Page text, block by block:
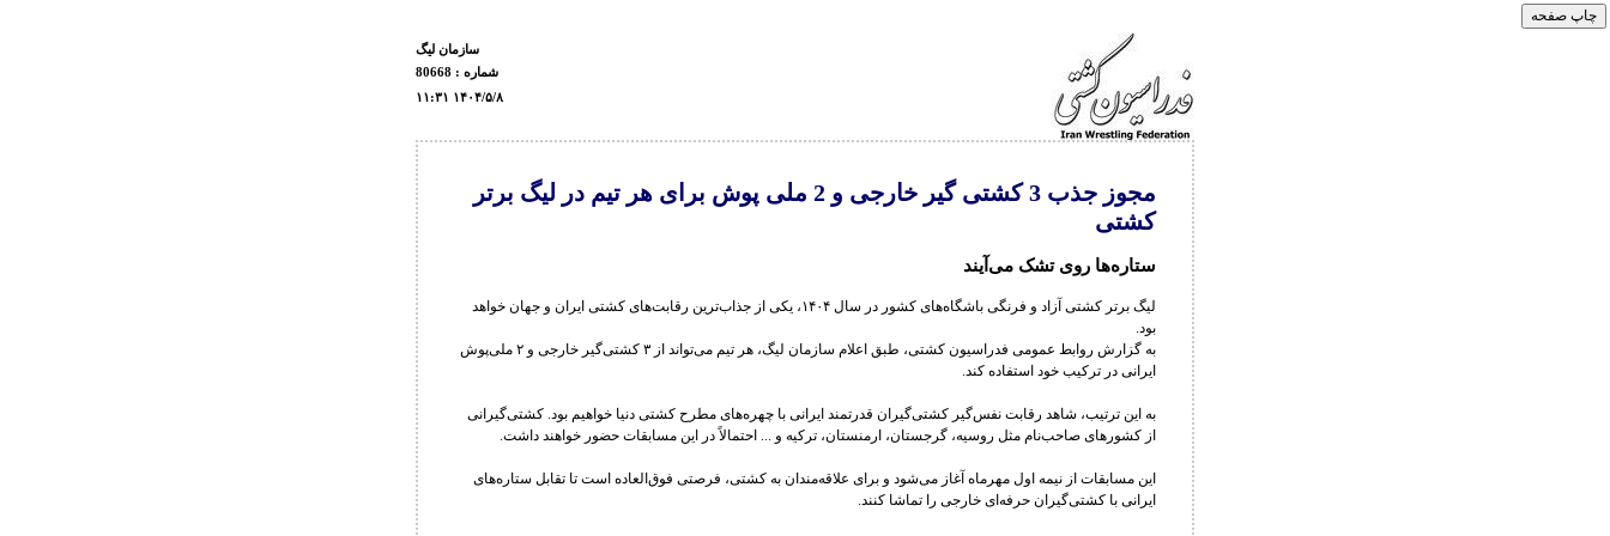
سازمان ليگ
شماره : 80668
۱۱:۳۱ ۱۴۰۴/۵/۸
مجوز جذب 3 کشتی گیر خارجی و 2 ملی پوش برای هر تیم در لیگ برتر
کشتی
ستاره‌ها روی تشک می‌آیند
لیگ برتر کشتی آزاد و فرنگی باشگاه‌های کشور در سال ۱۴۰۴، یکی از جذاب‌ترین رقابت‌های کشتی ایران و جهان خواهد
بود.
به گزارش روابط عمومی فدراسیون کشتی، طبق اعلام سازمان لیگ، هر تیم می‌تواند از ۳ کشتی‌گیر خارجی و ۲ ملی‌پوش
ایرانی در ترکیب خود استفاده کند.
به این ترتیب، شاهد رقابت نفس‌گیر کشتی‌گیران قدرتمند ایرانی با چهره‌های مطرح کشتی دنیا خواهیم بود. کشتی‌گیرانی
از کشورهای صاحب‌نام مثل روسیه، گرجستان، ارمنستان، ترکیه و ... احتمالاً در این مسابقات حضور خواهند داشت.
این مسابقات از نیمه اول مهرماه آغاز می‌شود و برای علاقه‌مندان به کشتی، فرصتی فوق‌العاده است تا تقابل ستاره‌های
ایرانی با کشتی‌گیران حرفه‌ای خارجی را تماشا کنند.